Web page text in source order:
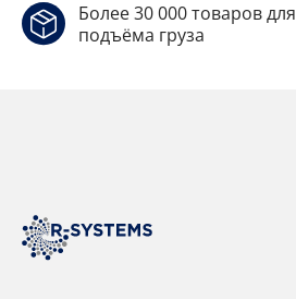
Более 30 000 товаров для
подъёма груза